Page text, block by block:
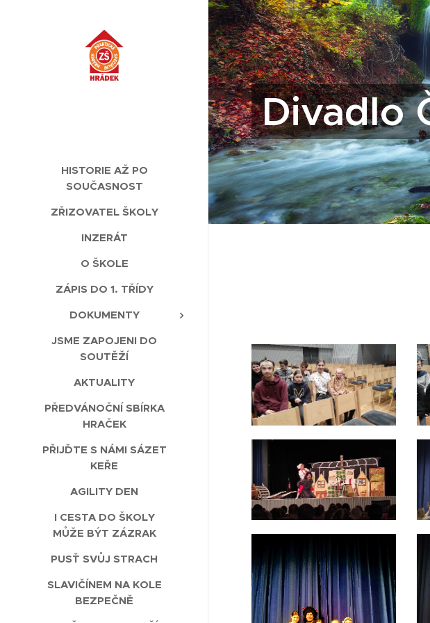
HISTORIE AŽ PO
SOUČASNOST
ZŘIZOVATEL ŠKOLY
INZERÁT
O ŠKOLE
ZÁPIS DO 1. TŘÍDY
DOKUMENTY
JSME ZAPOJENI DO
SOUTĚŽÍ
AKTUALITY
PŘEDVÁNOČNÍ SBÍRKA
HRAČEK
PŘIJĎTE S NÁMI SÁZET
KEŘE
AGILITY DEN
I CESTA DO ŠKOLY
MŮŽE BÝT ZÁZRAK
PUSŤ SVŮJ STRACH
SLAVIČÍNEM NA KOLE
BEZPEČNĚ
Divadlo